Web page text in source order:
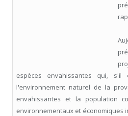
espèces envahissantes qui, s'il
l'environnement naturel de la
envahissantes et la population
environnementaux et économiques